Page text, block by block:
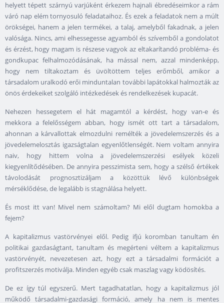
helyett tépett szárnyú varjúként érkezem hajnali ébredéseimkor a rám
váró nap elém tornyosuló feladataihoz. És ezek a feladatok nem a múlt
örökségei, hanem a jelen termékei, a talaj, amelyből fakadnak, a jelen
valósága. Nincs, ami elhessegesse agyamból és szívemből a gondolatot
és érzést, hogy magam is részese vagyok az eltakarítandó probléma- és
gondkupac felhalmozódásának, ha mással nem, azzal mindenképp,
hogy nem tiltakoztam és üvöltöttem teljes erőmből, amikor a
társadalom uralkodó erői minduntalan további lapátokkal halmozták az
önös érdekeiket szolgáló intézkedések és rendelkezések kupacát.
Nehezen hessegetem el hát magamtól a kérdést, hogy van-e és
mekkora a felelősségem abban, hogy ismét ott tart a társadalom,
ahonnan a kárvallottak elmozdulni remélték a jövedelemszerzés és a
jövedelemelosztás igazságtalan egyenlőtlenségét. Nem voltam annyira
naiv, hogy hittem volna a jövedelemszerzési esélyek közeli
kiegyenlítődésében. De annyira pesszimista sem, hogy a szélső értékek
távolodását prognosztizáljam a közöttük lévő különbségek
mérséklődése, de legalább is stagnálása helyett.
És most itt van! Mivel nem számoltam? Mi elől dugtam homokba a
fejem?
A kapitalizmus vastörvényei elől. Pedig ifjú koromban tanultam én
politikai gazdaságtant, tanultam és megérteni véltem a kapitalizmus
vastörvényét, nevezetesen azt, hogy ezt a társadalmi formációt a
profitszerzés motiválja. Minden egyéb csak maszlag vagy ködösítés.
De ez így túl egyszerű. Mert tagadhatatlan, hogy a kapitalizmus jól
működő társadalmi-gazdasági formáció, amely ha nem is mentes